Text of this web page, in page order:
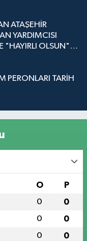
ATAŞEHİR
YARDIMCISI
"HAYIRLI OLSUN"
PERONLARI TARİH
O P
0 0
0 0
0 0